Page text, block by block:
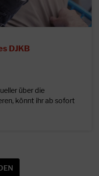
DJKB
über die
könnt ihr ab sofort